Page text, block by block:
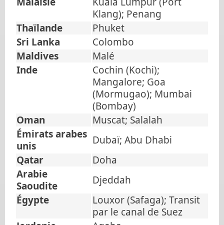
Klang); Penang
Thaïlande
Phuket
Sri Lanka
Colombo
Maldives
Malé
Inde
Cochin (Kochi);
Mangalore; Goa
(Mormugao); Mumbai
(Bombay)
Oman
Muscat; Salalah
Émirats arabes
unis
Dubaï; Abu Dhabi
Qatar
Doha
Arabie
Saoudite
Djeddah
Égypte
Louxor (Safaga); Transit
par le canal de Suez